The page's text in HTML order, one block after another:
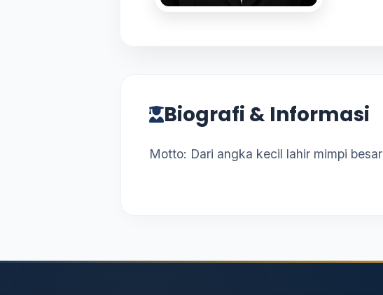
Biografi & Informasi
Motto: Dari angka kecil lahir mimpi besar